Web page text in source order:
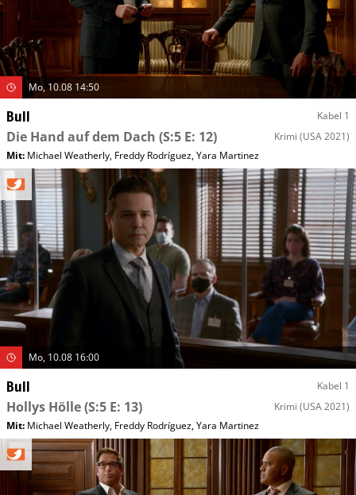
Mo, 10.08 14:50
Bull Kabel 1
Die Hand auf dem Dach (S:5 E: 12) Krimi (USA 2021)
Mit: Michael Weatherly, Freddy Rodríguez,Yara Martinez
Mo, 10.08 16:00
Bull Kabel 1
Hollys Hölle(S:5 E: 13) Krimi (USA 2021)
Mit: Michael Weatherly, Freddy Rodríguez,Yara Martinez